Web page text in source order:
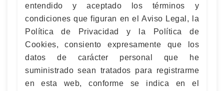
entendido y aceptado los términos y
condiciones que figuran en el Aviso Legal, la
Política de Privacidad y la Política de
Cookies, consiento expresamente que los
datos de carácter personal que he
suministrado sean tratados para registrarme
en esta web, conforme se indica en el